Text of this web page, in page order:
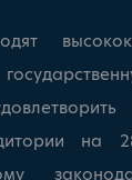
на